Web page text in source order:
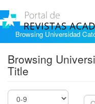
Browsing Universidad
Browsing
Title